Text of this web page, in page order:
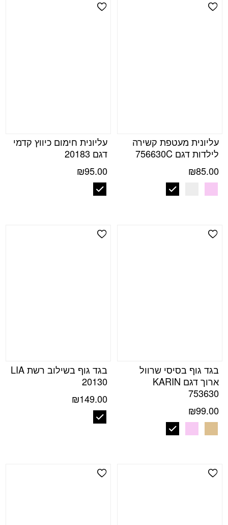
Add Wishlist
עליונית מעטפת קשירה
לילדות דגם 756630C
₪85.00
Add Wishlist
עליונית חימום כיווץ קדמי
דגם 20183
₪95.00
Add Wishlist
בגד גוף בסיסי שרוול
ארוך דגם KARIN
753630
₪99.00
Add Wishlist
בגד גוף בשילוב רשת LIA
20130
₪149.00
Add Wishlist
Add Wishlist